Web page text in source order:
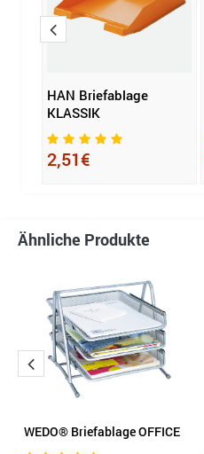
HAN Briefablage
KLASSIK
2,51€
Ähnliche Produkte
WEDO® Briefablage OFFICE